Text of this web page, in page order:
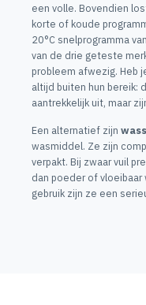
een volle. Bovendien
korte of koude
20°C snelprogramma
van de drie geteste
probleem afwezig. Heb
altijd buiten hun bereik:
aantrekkelijk uit, maar
Een alternatief zijn
wasmiddel. Ze zijn
verpakt. Bij zwaar vuil
dan poeder of vloeibaar
gebruik zijn ze een